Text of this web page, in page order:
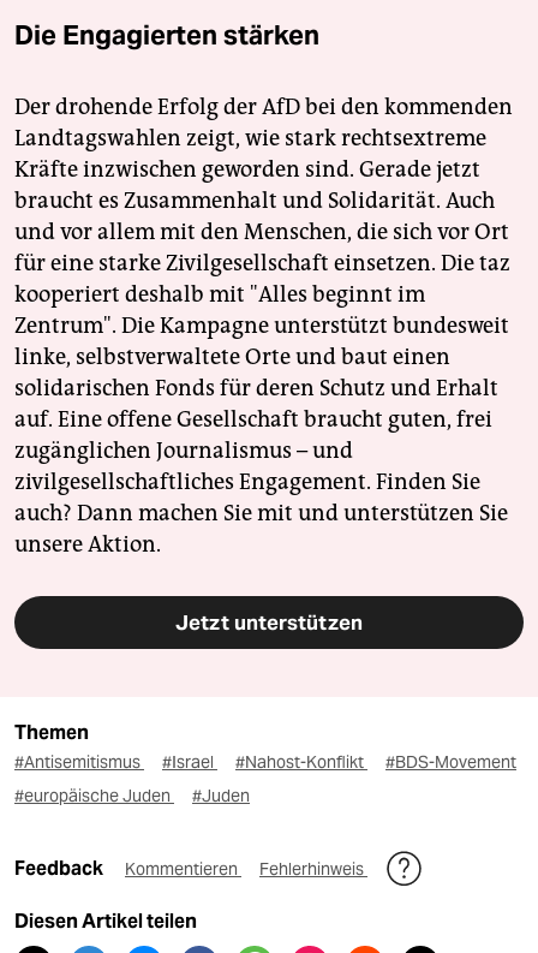
Die Engagierten stärken
Der drohende Erfolg der AfD bei den kommenden
Landtagswahlen zeigt, wie stark rechtsextreme
Kräfte inzwischen geworden sind. Gerade jetzt
braucht es Zusammenhalt und Solidarität. Auch
und vor allem mit den Menschen, die sich vor Ort
für eine starke Zivilgesellschaft einsetzen. Die taz
kooperiert deshalb mit "Alles beginnt im
Zentrum". Die Kampagne unterstützt bundesweit
linke, selbstverwaltete Orte und baut einen
solidarischen Fonds für deren Schutz und Erhalt
auf. Eine offene Gesellschaft braucht guten, frei
zugänglichen Journalismus – und
zivilgesellschaftliches Engagement. Finden Sie
auch? Dann machen Sie mit und unterstützen Sie
unsere Aktion.
Jetzt unterstützen
Themen
#Antisemitismus #Israel #Nahost-Konflikt
#BDS-Movement
#europäische Juden
#Juden
Feedback Kommentieren Fehlerhinweis
Diesen Artikel teilen